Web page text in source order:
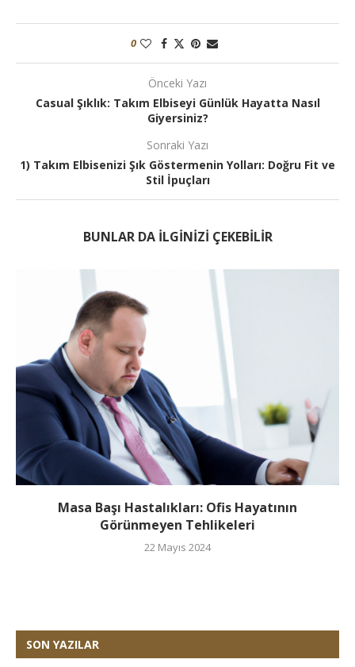
0
Önceki Yazı
Casual Şıklık: Takım Elbiseyi Günlük Hayatta Nasıl
Giyersiniz?
Sonraki Yazı
1) Takım Elbisenizi Şık Göstermenin Yolları: Doğru Fit ve
Stil İpuçları
BUNLAR DA ILGINIZI ÇEKEBILIR
Masa Başı Hastalıkları: Ofis Hayatının
Görünmeyen Tehlikeleri
22 Mayıs 2024
SON YAZILAR